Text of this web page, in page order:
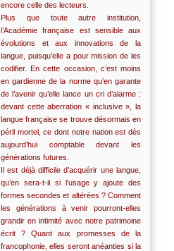
encore celle des lecteurs.
Plus que toute autre institution,
l’Académie française est sensible aux
évolutions et aux innovations de la
langue, puisqu’elle a pour mission de les
codifier. En cette occasion, c’est moins
en gardienne de la norme qu’en garante
de l’avenir qu’elle lance un cri d’alarme :
devant cette aberration « inclusive », la
langue française se trouve désormais en
péril mortel, ce dont notre nation est dès
aujourd’hui comptable devant les
générations futures.
Il est déjà difficile d’acquérir une langue,
qu’en sera-t-il si l’usage y ajoute des
formes secondes et altérées ? Comment
les générations à venir pourront-elles
grandir en intimité avec notre patrimoine
écrit ? Quant aux promesses de la
francophonie, elles seront anéanties si la